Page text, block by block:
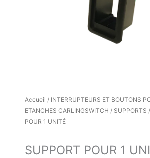
Accueil / INTERRUPTEURS ET BOUTONS
ETANCHES CARLINGSWITCH / SUPPORTS
POUR 1 UNITÉ
SUPPORT POUR 1